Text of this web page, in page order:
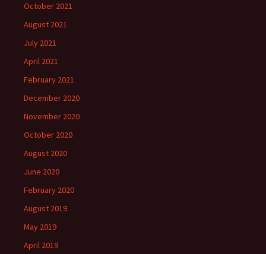
October 2021
August 2021
July 2021
April 2021
February 2021
December 2020
November 2020
October 2020
August 2020
June 2020
February 2020
August 2019
May 2019
April 2019